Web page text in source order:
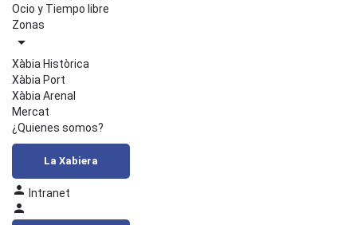
Ocio y Tiempo libre
Zonas
Xàbia Històrica
Xàbia Port
Xàbia Arenal
Mercat
¿Quienes somos?
La Xabiera
Intranet